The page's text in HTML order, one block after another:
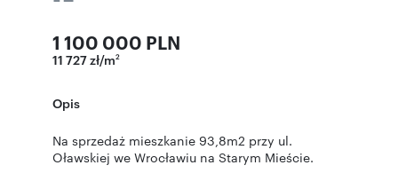
1 100 000 PLN
11 727 zł/m2
Opis
Na sprzedaż mieszkanie 93,8m2 przy ul.
Oławskiej we Wrocławiu na Starym Mieście.